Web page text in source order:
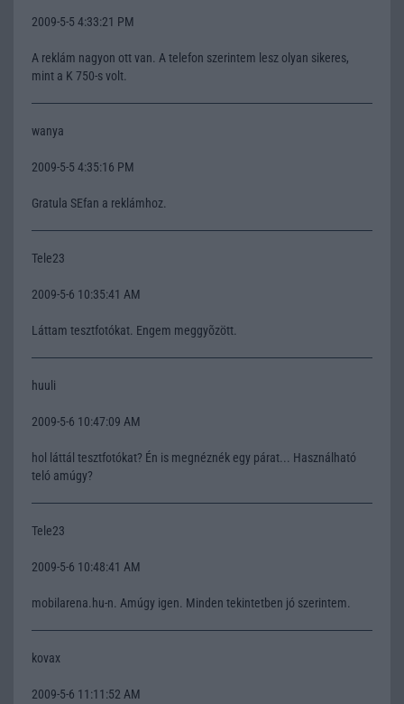
2009-5-5 4:33:21 PM
A reklám nagyon ott van. A telefon szerintem lesz olyan sikeres,
mint a K 750-s volt.
wanya
2009-5-5 4:35:16 PM
Gratula SEfan a reklámhoz.
Tele23
2009-5-6 10:35:41 AM
Láttam tesztfotókat. Engem meggyõzött.
huuli
2009-5-6 10:47:09 AM
hol láttál tesztfotókat? Én is megnéznék egy párat... Használható
teló amúgy?
Tele23
2009-5-6 10:48:41 AM
mobilarena.hu-n. Amúgy igen. Minden tekintetben jó szerintem.
kovax
2009-5-6 11:11:52 AM